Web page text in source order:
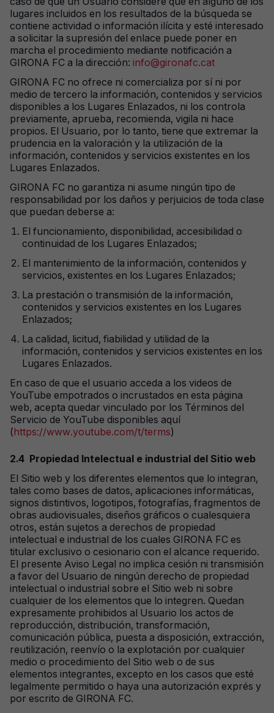
lugares incluidos en los resultados de la búsqueda se
contiene actividad o información ilícita y esté interesado
a solicitar la supresión del enlace puede poner en
marcha el procedimiento mediante notificación a
GIRONA FC a la dirección: info@gironafc.cat
GIRONA FC no ofrece ni comercializa por sí ni por
medio de tercero la información, contenidos y servicios
disponibles a los Lugares Enlazados, ni los controla
previamente, aprueba, recomienda, vigila ni hace
propios. El Usuario, por lo tanto, tiene que extremar la
prudencia en la valoración y la utilización de la
información, contenidos y servicios existentes en los
Lugares Enlazados.
GIRONA FC no garantiza ni asume ningún tipo de
responsabilidad por los daños y perjuicios de toda clase
que puedan deberse a:
El funcionamiento, disponibilidad, accesibilidad o
continuidad de los Lugares Enlazados;
El mantenimiento de la información, contenidos y
servicios, existentes en los Lugares Enlazados;
La prestación o transmisión de la información,
contenidos y servicios existentes en los Lugares
Enlazados;
La calidad, licitud, fiabilidad y utilidad de la
información, contenidos y servicios existentes en los
Lugares Enlazados.
En caso de que el usuario acceda a los videos de
YouTube empotrados o incrustados en esta página
web, acepta quedar vinculado por los Términos del
Servicio de YouTube disponibles aquí
(https://www.youtube.com/t/terms)
2.4 Propiedad Intelectual e industrial del Sitio web
El Sitio web y los diferentes elementos que lo integran,
tales como bases de datos, aplicaciones informáticas,
signos distintivos, logotipos, fotografías, fragmentos de
obras audiovisuales, diseños gráficos o cualesquiera
otros, están sujetos a derechos de propiedad
intelectual e industrial de los cuales GIRONA FC es
titular exclusivo o cesionario con el alcance requerido.
El presente Aviso Legal no implica cesión ni transmisión
a favor del Usuario de ningún derecho de propiedad
intelectual o industrial sobre el Sitio web ni sobre
cualquier de los elementos que lo integren. Quedan
expresamente prohibidos al Usuario los actos de
reproducción, distribución, transformación,
comunicación pública, puesta a disposición, extracción,
reutilización, reenvío o la explotación por cualquier
medio o procedimiento del Sitio web o de sus
elementos integrantes, excepto en los casos que esté
legalmente permitido o haya una autorización exprés y
por escrito de GIRONA FC.